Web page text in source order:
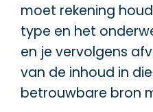
moet rekening
type en het
en je vervolgens
van de inhoud in
betrouwbare bron